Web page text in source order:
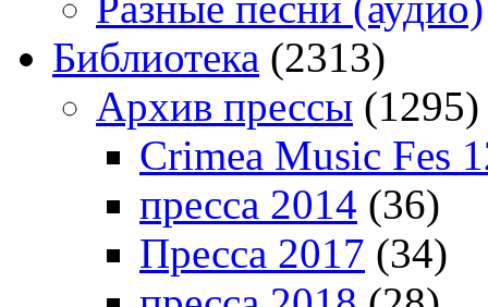
Библиотека (2313)
Архив прессы (1295)
Crimea Music Fes
пресса 2014 (36)
Пресса 2017 (34)